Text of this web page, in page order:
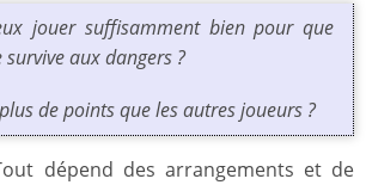
jouer suffisamment bien pour que
aux dangers ?
de points que les autres joueurs ?
dépend des arrangements et de